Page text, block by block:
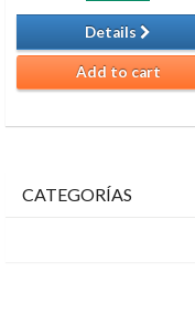
Details
Add to cart
CATEGORÍAS